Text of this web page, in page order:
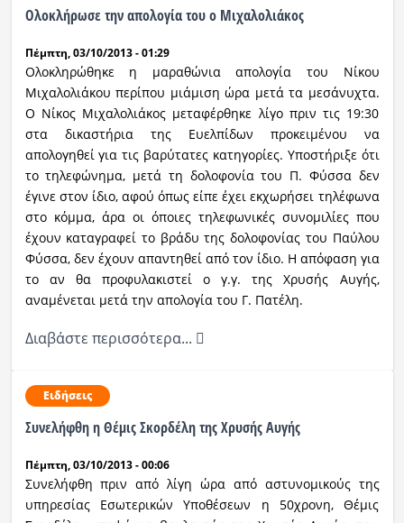
Ολοκλήρωσε την απολογία του ο Μιχαλολιάκος
Πέμπτη, 03/10/2013 - 01:29
Ολοκληρώθηκε η μαραθώνια απολογία του Νίκου
Μιχαλολιάκου περίπου μιάμιση ώρα μετά τα μεσάνυχτα.
Ο Νίκος Μιχαλολιάκος μεταφέρθηκε λίγο πριν τις 19:30
στα δικαστήρια της Ευελπίδων προκειμένου να
απολογηθεί για τις βαρύτατες κατηγορίες. Υποστήριξε ότι
το τηλεφώνημα, μετά τη δολοφονία του Π. Φύσσα δεν
έγινε στον ίδιο, αφού όπως είπε έχει εκχωρήσει τηλέφωνα
στο κόμμα, άρα οι όποιες τηλεφωνικές συνομιλίες που
έχουν καταγραφεί το βράδυ της δολοφονίας του Παύλου
Φύσσα, δεν έχουν απαντηθεί από τον ίδιο. Η απόφαση για
το αν θα προφυλακιστεί ο γ.γ. της Χρυσής Αυγής,
αναμένεται μετά την απολογία του Γ. Πατέλη.
Διαβάστε περισσότερα...
Ειδήσεις
Συνελήφθη η Θέμις Σκορδέλη της Χρυσής Αυγής
Πέμπτη, 03/10/2013 - 00:06
Συνελήφθη πριν από λίγη ώρα από αστυνομικούς της
υπηρεσίας Εσωτερικών Υποθέσεων η 50χρονη, Θέμις